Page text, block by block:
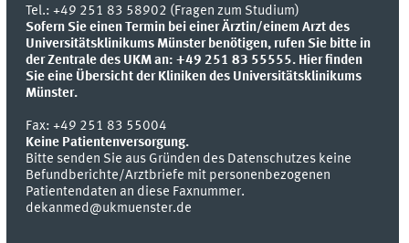
Tel.: +49 251 83 58902 (Fragen zum Studium)
Sofern Sie einen Termin bei einer Ärztin/einem Arzt des
Universitätsklinikums Münster benötigen, rufen Sie bitte in
der Zentrale des UKM an: +49 251 83 55555. Hier finden
Sie eine Übersicht der Kliniken des Universitätsklinikums
Münster.
Fax:+49 251 83 55004
Keine Patientenversorgung.
Bitte senden Sie aus Gründen des Datenschutzes keine
Befundberichte/Arztbriefe mit personenbezogenen
Patientendaten an diese Faxnummer.
dekanmed@ukmuenster.de